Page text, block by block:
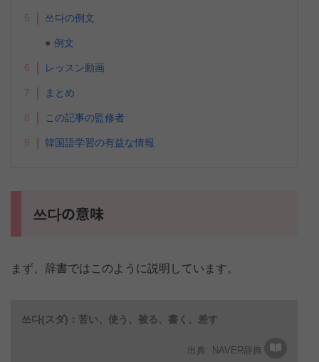
5 쓰다の例文
例文
6 レッスン動画
7 まとめ
8 この記事の監修者
9 韓国語学習の有益な情報
쓰다の意味
まず、辞書ではこのように説明しています。
쓰다(スダ)：苦い、使う、被る、書く、差す
NAVER辞典